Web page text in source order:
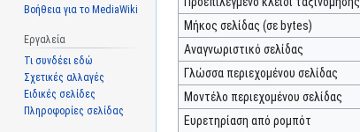
Μήκος σελίδας (σε bytes)
Αναγνωριστικό σελίδας
Γλώσσα περιεχομένου σελίδας
Μοντέλο περιεχομένου σελίδας
Ευρετηρίαση από ρομπότ
Βοήθεια για το MediaWiki
Εργαλεία
Τι συνδέει εδώ
Σχετικές αλλαγές
Ειδικές σελίδες
Πληροφορίες σελίδας